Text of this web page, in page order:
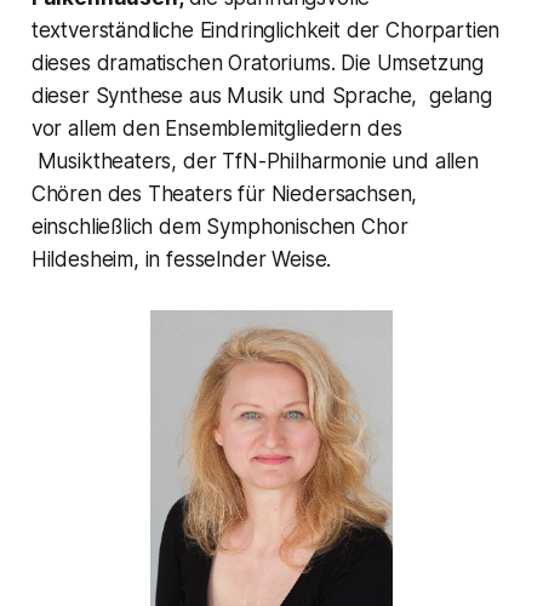
textverständliche Eindringlichkeit der Chorpartien
dieses dramatischen Oratoriums. Die Umsetzung
dieser Synthese aus Musik und Sprache, gelang
vor allem den Ensemblemitgliedern des
Musiktheaters, der TfN-Philharmonie und allen
Chören des Theaters für Niedersachsen,
einschließlich dem Symphonischen Chor
Hildesheim, in fesselnder Weise.